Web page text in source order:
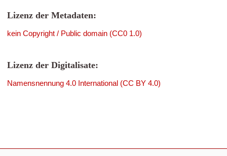
Lizenz der Metadaten:
kein Copyright / Public domain (CC0 1.0)
Lizenz der Digitalisate:
Namensnennung 4.0 International (CC BY 4.0)